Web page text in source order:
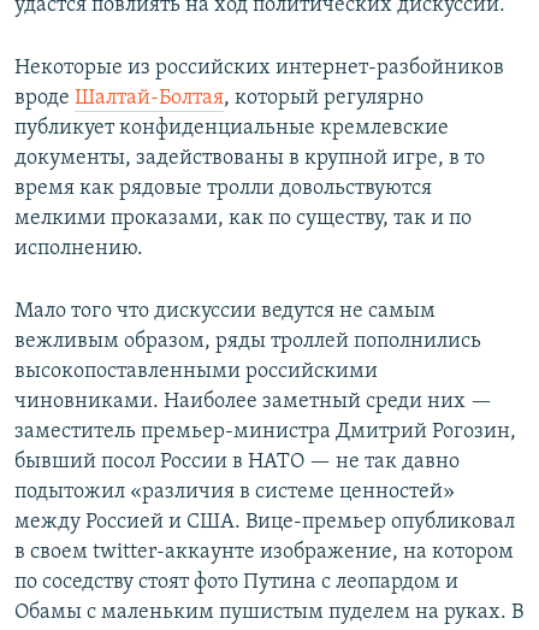
удастся повлиять на ход политических дискуссий.
Некоторые из российских интернет-разбойников
вроде Шалтай-Болтая, который регулярно
публикует конфиденциальные кремлевские
документы, задействованы в крупной игре, в то
время как рядовые тролли довольствуются
мелкими проказами, как по существу, так и по
исполнению.
Мало того что дискуссии ведутся не самым
вежливым образом, ряды троллей пополнились
высокопоставленными российскими
чиновниками. Наиболее заметный среди них —
заместитель премьер-министра Дмитрий Рогозин,
бывший посол России в НАТО — не так давно
подытожил «различия в системе ценностей»
между Россией и США. Вице-премьер опубликовал
в своем twitter-аккаунте изображение, на котором
по соседству стоят фото Путина с леопардом и
Обамы с маленьким пушистым пуделем на руках. В